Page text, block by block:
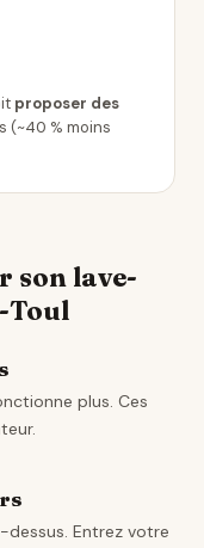
proposer des
(~40 % moins
son lave-
Toul
plus. Ces
dessus. Entrez votre